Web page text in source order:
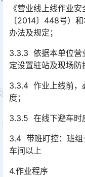
《营业线上线作业
〔2014〕448号）
办法及规定；󠅅󠅃󠄵󠅂󠄪󠇖󠆨󠆨󠇕󠆞󠆒󠅬󠇘󠆭󠆘󠇙󠆝󠅵󠇗󠆭󠆁󠄐󠇗󠅹󠅸󠇖󠆍󠅳󠇖󠅹󠅰󠇖󠆌󠅹
3.3.3 依据本单位营
定设置驻站及现场防
3.3.4 作业上线前，
度；
3.3.5 在线下避车时
3.4 带班盯控：班组
车间以上
4.作业程序